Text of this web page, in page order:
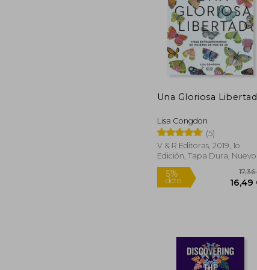
Una Gloriosa Libertad
Lisa Congdon
(5)
V & R Editoras, 2019, 1o
Edición, Tapa Dura, Nuevo